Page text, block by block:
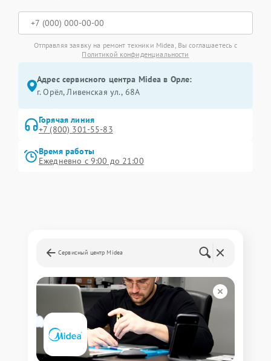
Отправляя заявку на ремонт техники Midea, Вы соглашаетесь с
Политикой конфиденциальности
Адрес сервисного центра Midea в Орле:
г. Орёл, Ливенская ул., 68А
Горячая линия
+7 (800) 301-55-83
Время работы
Ежедневно с 9:00 до 21:00
Сервисный центр Midea